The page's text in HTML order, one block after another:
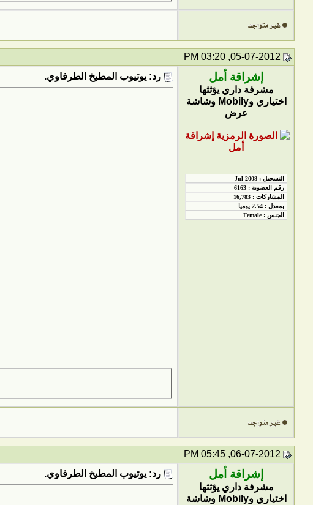
إشراقة أمل
مشرفة داري يؤثثها
اختياري وMobily وشاشة
عرض
رد: يوتيوب المطبخ الطرفاوي.
إشراقة أمل
مشرفة داري يؤثثها
اختياري وMobily وشاشة
رد: يوتيوب المطبخ الطرفاوي.